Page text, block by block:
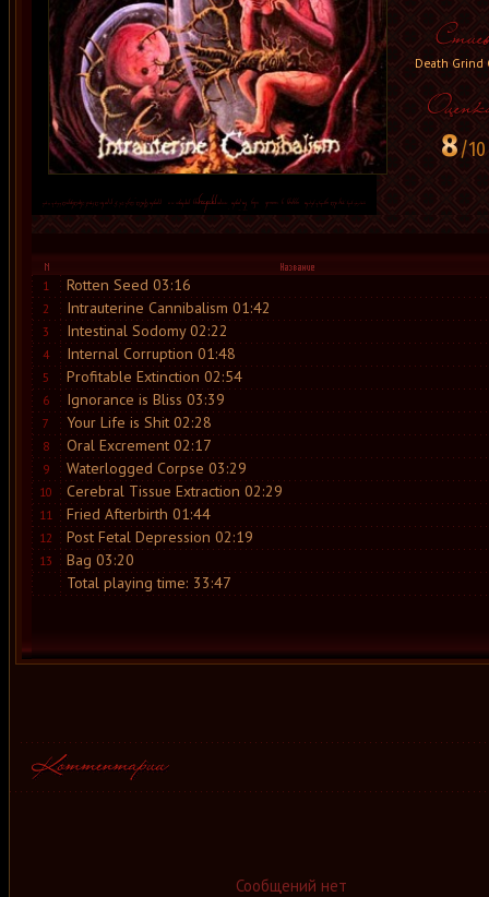
Death Grind
8/10
1 Rotten Seed 03:16
2 Intrauterine Cannibalism 01:42
3 Intestinal Sodomy 02:22
4 Internal Corruption 01:48
5 Profitable Extinction 02:54
6 Ignorance is Bliss 03:39
7 Your Life is Shit 02:28
8 Oral Excrement 02:17
9 Waterlogged Corpse 03:29
10 Cerebral Tissue Extraction 02:29
11 Fried Afterbirth 01:44
12 Post Fetal Depression 02:19
13
Bag 03:20
Total playing time: 33:47
Сообщений нет